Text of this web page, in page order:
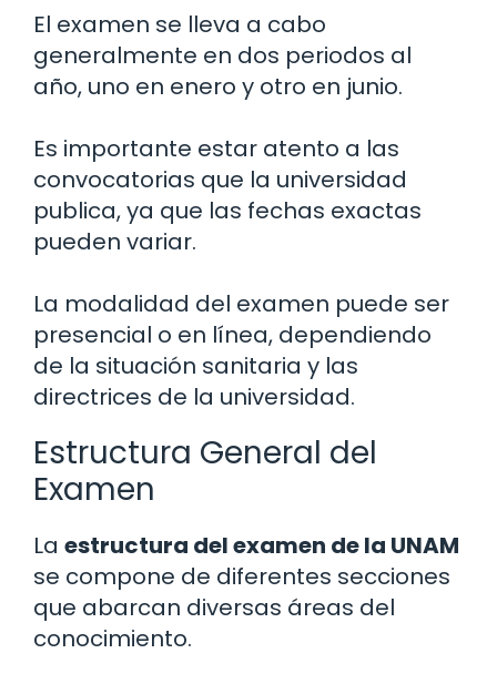
El examen se lleva a cabo
generalmente en dos periodos al
año, uno en enero y otro en junio.
Es importante estar atento a las
convocatorias que la universidad
publica, ya que las fechas exactas
pueden variar.
La modalidad del examen puede ser
presencial o en línea, dependiendo
de la situación sanitaria y las
directrices de la universidad.
Estructura General del
Examen
La estructura del examen de la UNAM
se compone de diferentes secciones
que abarcan diversas áreas del
conocimiento.